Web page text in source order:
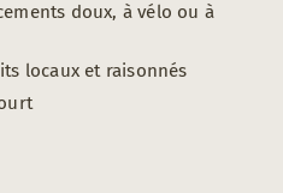
doux, à vélo ou à
locaux et raisonnés